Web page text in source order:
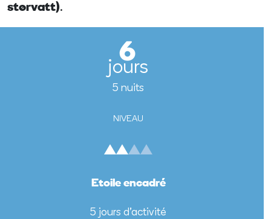
størvatt).
6
jours
5 nuits
NIVEAU
Etoile encadré
5 jours d'activité